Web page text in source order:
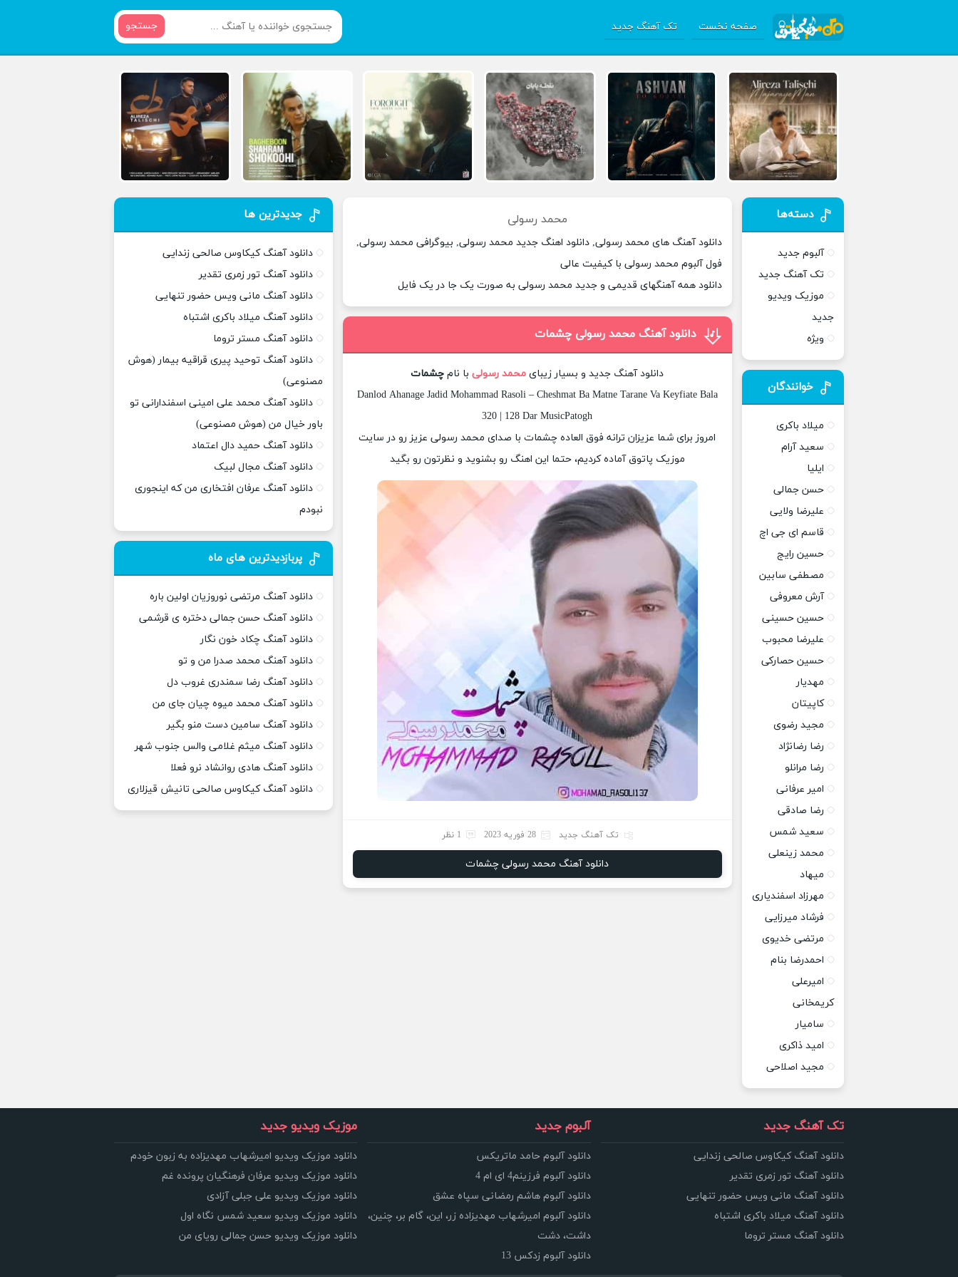
صفحه نخست تک آهنگ جدید جستجو
محمد رسولی
دانلود آهنگ های محمد رسولی, دانلود اهنگ جدید محمد رسولی, بیوگرافی محمد رسولی,
فول آلبوم محمد رسولی با کیفیت عالی
دانلود همه آهنگهای قدیمی و جدید محمد رسولی به صورت یک جا در یک فایل
دانلود آهنگ محمد رسولی چشمات
دانلود آهنگ جدید و بسیار زیبای محمد رسولیبا نام چشمات
Danlod Ahanage Jadid Mohammad Rasoli – Cheshmat Ba Matne Tarane Va Keyfiate Bala
320 | 128 Dar MusicPatogh
امروز برای شما عزیزان ترانه فوق العاده چشمات با صدای محمد رسولی عزیز رو در سایت
موزیک پاتوق آماده کردیم، حتما این اهنگ رو بشنوید و نظرتون رو بگید
تک آهنگ جدید 28 فوریه 2023 1 نظر
دانلود آهنگ محمد رسولی چشمات
دسته‌ها
آلبوم جدید
تک آهنگ جدید
موزیک ویدیو
جدید
ویژه
خوانندگان
میلاد باکری
سعید آرام
ایلیا
حسن جمالی
علیرضا ولایی
قاسم ای جی اچ
حسین رایج
مصطفی سابین
آرش معروفی
حسین حسینی
علیرضا محبوب
حسین حصارکی
مهدیار
کاپیتان
مجید رضوی
رضا رضانژاد
رضا مرانلو
امیر عرفانی
رضا صادقی
سعید شمس
محمد زینعلی
میهاد
مهرزاد اسفندیاری
فرشاد میرزایی
مرتضی خدیوی
احمدرضا بنام
امیرعلی
کریمخانی
سامیار
امید ذاکری
مجید اصلاحی
جدیدترین ها
دانلود آهنگ کیکاوس صالحی زندایی
دانلود آهنگ تور زمری تقدیر
دانلود آهنگ مانی ویس حضور تنهایی
دانلود آهنگ میلاد باکری اشتباه
دانلود آهنگ مستر تروما
دانلود آهنگ توحید پیری قراقیه بیمار (هوش
مصنوعی)
دانلود آهنگ محمد علی امینی اسفندارانی تو
باور خیال من (هوش مصنوعی)
دانلود آهنگ حمید دال اعتماد
دانلود آهنگ مجال لبیک
دانلود آهنگ عرفان افتخاری من که اینجوری
نبودم
پربازدیدترین های ماه
دانلود آهنگ مرتضی نوروزیان اولین باره
دانلود آهنگ حسن جمالی دختره ی قرشمی
دانلود آهنگ چکاد خون نگار
دانلود آهنگ محمد صدرا من و تو
دانلود آهنگ رضا سمندری غروب دل
دانلود آهنگ محمد میوه چیان جای من
دانلود آهنگ سامین دست منو بگیر
دانلود آهنگ میثم غلامی والس جنوب شهر
دانلود آهنگ هادی روانشاد نرو فعلا
دانلود آهنگ کیکاوس صالحی تانیش قیزلاری
تک آهنگ جدید
دانلود آهنگ کیکاوس صالحی زندایی
دانلود آهنگ تور زمری تقدیر
دانلود آهنگ مانی ویس حضور تنهایی
دانلود آهنگ میلاد باکری اشتباه
دانلود آهنگ مستر تروما
آلبوم جدید
دانلود آلبوم حامد ماتریکس
دانلود آلبوم فرزینم4 ای ام 4
دانلود آلبوم هاشم رمضانی سپاه عشق
دانلود آلبوم امیرشهاب مهدیزاده زر، این، گام بر، چنین،
داشت، دشت
دانلود آلبوم زدکس 13
موزیک ویدیو جدید
دانلود موزیک ویدیو امیرشهاب مهدیزاده به زبون خودم
دانلود موزیک ویدیو عرفان فرهنگیان پرونده غم
دانلود موزیک ویدیو علی جبلی آزادی
دانلود موزیک ویدیو سعید شمس نگاه اول
دانلود موزیک ویدیو حسن جمالی رویای من